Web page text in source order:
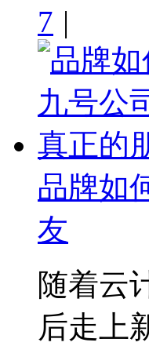
7 |
品牌如
友
随着云
后走上